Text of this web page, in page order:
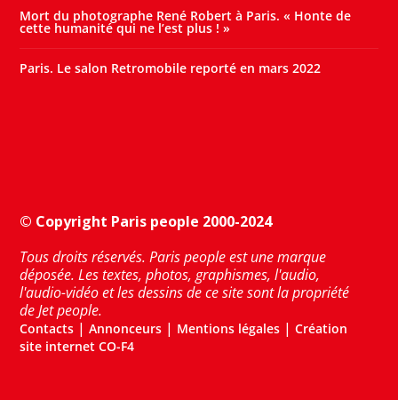
Mort du photographe René Robert à Paris. « Honte de
cette humanité qui ne l’est plus ! »
Paris. Le salon Retromobile reporté en mars 2022
© Copyright Paris people 2000-2024
Tous droits réservés. Paris people est une marque
déposée. Les textes, photos, graphismes, l'audio,
l'audio-vidéo et les dessins de ce site sont la propriété
de Jet people.
Contacts |Annonceurs | Mentions légales |Création
site internet CO-F4